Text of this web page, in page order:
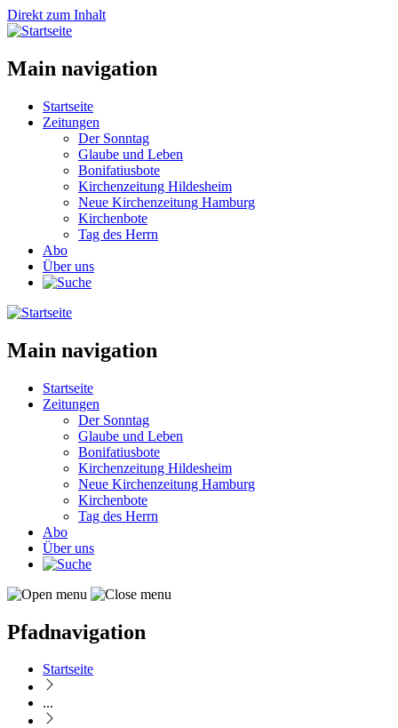
Direkt zum Inhalt
Main navigation
Startseite
Zeitungen
Der Sonntag
Glaube und Leben
Bonifatiusbote
Kirchenzeitung Hildesheim
Neue Kirchenzeitung Hamburg
Kirchenbote
Tag des Herrn
Abo
Über uns
Main navigation
Startseite
Zeitungen
Der Sonntag
Glaube und Leben
Bonifatiusbote
Kirchenzeitung Hildesheim
Neue Kirchenzeitung Hamburg
Kirchenbote
Tag des Herrn
Abo
Über uns
Pfadnavigation
Startseite
...